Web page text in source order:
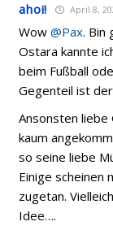
ahoi! April 8,
Wow@Pax. Bin
Ostara kannte
beim Fußball
Gegenteil ist der
Ansonsten liebe
kaum
so seine liebe
Einige scheinen
zugetan.
Idee….